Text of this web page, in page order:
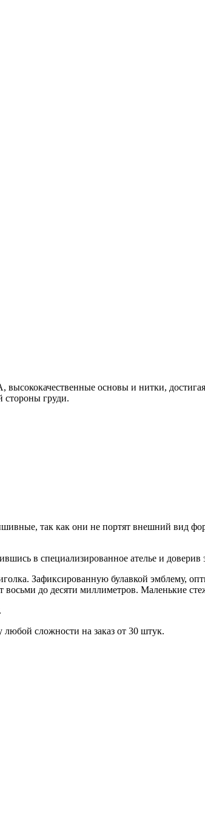
основы и нитки,
груди.
так как они не портят внешний вид
в специализированное ателье и доверив
Зафиксированную булавкой эмблему,
до десяти миллиметров. Маленькие
сложности на заказ от 30 штук.